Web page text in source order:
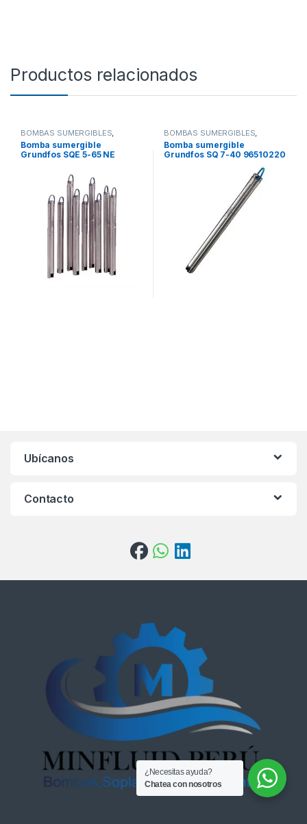
Productos relacionados
BOMBAS SUMERGIBLES
Grundfos SQE
Bomba sumergible
Grundfos SQE 5-65 NE
BOMBAS SUMERGIBLES
Grundfos SQ
Bomba sumergible
Grundfos SQ 7-40 96510220
Ubícanos
Contacto
¿Necesitas ayuda?
Chatea con nosotros